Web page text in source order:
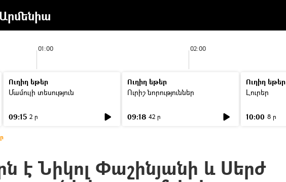
Արմենիա
01:00 02:00
Ուղիղ եթեր
Մամուլի տեսություն
09:15 2 ր
Ուղիղ եթեր
Ուրիշ նորություններ
09:18 42 ր
Ուղիղ եթեր
Լուրեր
10:00 8 ր
է Նիկոլ Փաշինյանի և Սերժ